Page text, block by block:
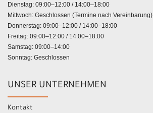
Dienstag: 09:00–12:00 / 14:00–18:00
Mittwoch: Geschlossen (Termine nach Vereinbarung)
Donnerstag: 09:00–12:00 / 14:00–18:00
Freitag: 09:00–12:00 / 14:00–18:00
Samstag: 09:00–14:00
Sonntag: Geschlossen
UNSER UNTERNEHMEN
Kontakt